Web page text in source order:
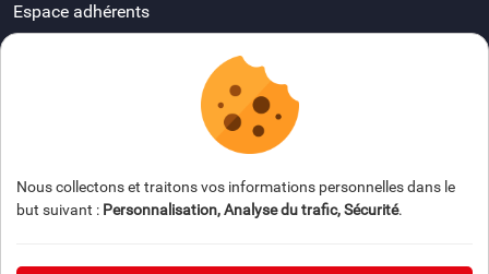
Espace adhérents
FAQ
Nous collectons et traitons vos informations personnelles dans le
but suivant : Personnalisation, Analyse du trafic, Sécurité.